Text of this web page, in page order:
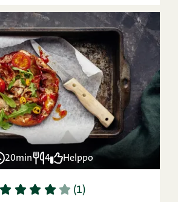
20min 4 Helppo
1 2 3 4 5 (1)